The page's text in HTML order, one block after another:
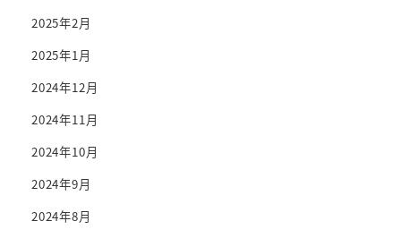
2025年2月
2025年1月
2024年12月
2024年11月
2024年10月
2024年9月
2024年8月